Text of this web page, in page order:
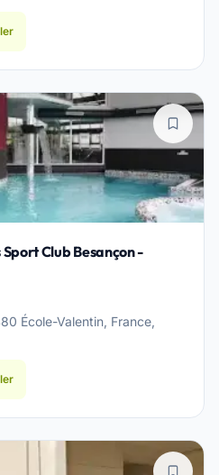
Club Besançon -
École-Valentin, France,